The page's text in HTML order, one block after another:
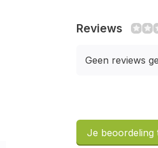
Reviews
Geen reviews
Je beoordeling